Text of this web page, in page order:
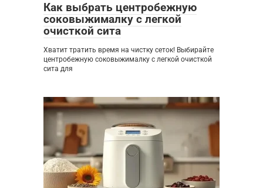
Как выбрать центробежную
соковыжималку с легкой
очисткой сита
Хватит тратить время на чистку сеток! Выбирайте
центробежную соковыжималку с легкой очисткой
сита для